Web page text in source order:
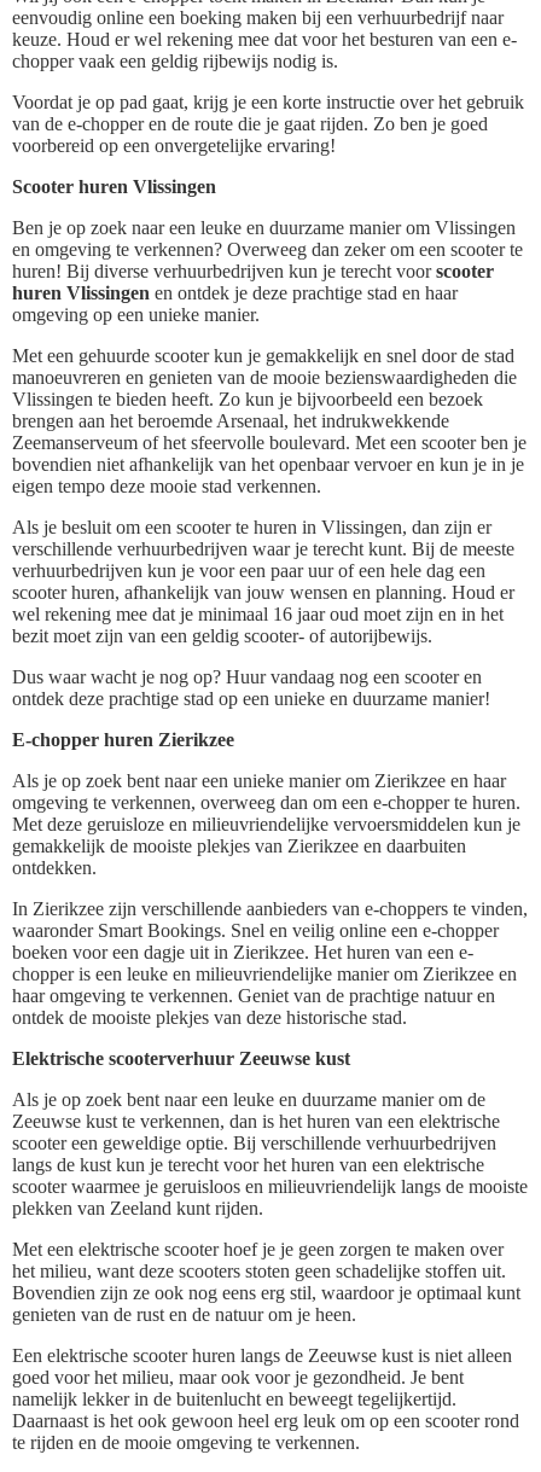
eenvoudig online een boeking maken bij een verhuurbedrijf naar
keuze. Houd er wel rekening mee dat voor het besturen van een e-
chopper vaak een geldig rijbewijs nodig is.
Voordat je op pad gaat, krijg je een korte instructie over het gebruik
van de e-chopper en de route die je gaat rijden. Zo ben je goed
voorbereid op een onvergetelijke ervaring!
Scooter huren Vlissingen
Ben je op zoek naar een leuke en duurzame manier om Vlissingen
en omgeving te verkennen? Overweeg dan zeker om een scooter te
huren! Bij diverse verhuurbedrijven kun je terecht voorscooter
huren Vlissingen en ontdek je deze prachtige stad en haar
omgeving op een unieke manier.
Met een gehuurde scooter kun je gemakkelijk en snel door de stad
manoeuvreren en genieten van de mooie bezienswaardigheden die
Vlissingen te bieden heeft. Zo kun je bijvoorbeeld een bezoek
brengen aan het beroemde Arsenaal, het indrukwekkende
Zeemanserveum of het sfeervolle boulevard. Met een scooter ben je
bovendien niet afhankelijk van het openbaar vervoer en kun je in je
eigen tempo deze mooie stad verkennen.
Als je besluit om een scooter te huren in Vlissingen, dan zijn er
verschillende verhuurbedrijven waar je terecht kunt. Bij de meeste
verhuurbedrijven kun je voor een paar uur of een hele dag een
scooter huren, afhankelijk van jouw wensen en planning. Houd er
wel rekening mee dat je minimaal 16 jaar oud moet zijn en in het
bezit moet zijn van een geldig scooter- of autorijbewijs.
Dus waar wacht je nog op? Huur vandaag nog een scooter en
ontdek deze prachtige stad op een unieke en duurzame manier!
E-chopper huren Zierikzee
Als je op zoek bent naar een unieke manier om Zierikzee en haar
omgeving te verkennen, overweeg dan om een e-chopper te huren.
Met deze geruisloze en milieuvriendelijke vervoersmiddelen kun je
gemakkelijk de mooiste plekjes van Zierikzee en daarbuiten
ontdekken.
In Zierikzee zijn verschillende aanbieders van e-choppers te vinden,
waaronder Smart Bookings. Snel en veilig online een e-chopper
boeken voor een dagje uit in Zierikzee. Het huren van een e-
chopper is een leuke en milieuvriendelijke manier om Zierikzee en
haar omgeving te verkennen. Geniet van de prachtige natuur en
ontdek de mooiste plekjes van deze historische stad.
Elektrische scooterverhuur Zeeuwse kust
Als je op zoek bent naar een leuke en duurzame manier om de
Zeeuwse kust te verkennen, dan is het huren van een elektrische
scooter een geweldige optie. Bij verschillende verhuurbedrijven
langs de kust kun je terecht voor het huren van een elektrische
scooter waarmee je geruisloos en milieuvriendelijk langs de mooiste
plekken van Zeeland kunt rijden.
Met een elektrische scooter hoef je je geen zorgen te maken over
het milieu, want deze scooters stoten geen schadelijke stoffen uit.
Bovendien zijn ze ook nog eens erg stil, waardoor je optimaal kunt
genieten van de rust en de natuur om je heen.
Een elektrische scooter huren langs de Zeeuwse kust is niet alleen
goed voor het milieu, maar ook voor je gezondheid. Je bent
namelijk lekker in de buitenlucht en beweegt tegelijkertijd.
Daarnaast is het ook gewoon heel erg leuk om op een scooter rond
te rijden en de mooie omgeving te verkennen.